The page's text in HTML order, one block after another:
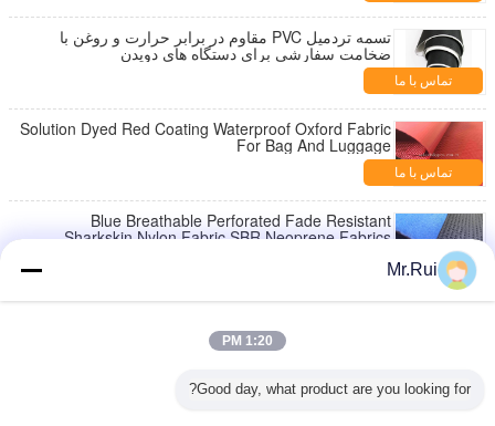
تسمه تردمیل PVC مقاوم در برابر حرارت و روغن با
ضخامت سفارشی برای دستگاه های دویدن
تماس با ما
Solution Dyed Red Coating Waterproof Oxford Fabric
For Bag And Luggage
تماس با ما
Blue Breathable Perforated Fade Resistant
Sharkskin Nylon Fabric SBR Neoprene Fabrics
تماس با ما
Fabric With Fabric Lamination
3 mm Thickness Blue Pink White Neoprene Fabric
Mr.Rui
1:20 PM
Good day, what product are you looking for?